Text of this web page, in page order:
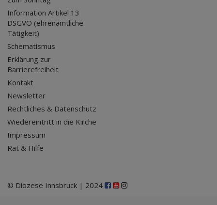
Information Artikel 13
DSGVO (ehrenamtliche
Tätigkeit)
Schematismus
Erklärung zur
Barrierefreiheit
Kontakt
Newsletter
Rechtliches & Datenschutz
Wiedereintritt in die Kirche
Impressum
Rat & Hilfe
© Diözese Innsbruck | 2024